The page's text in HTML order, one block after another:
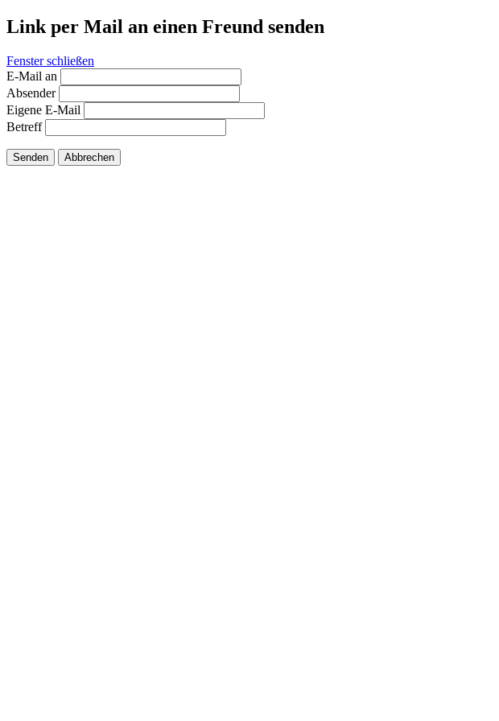
Link per Mail an einen Freund senden
Fenster schließen
E-Mail an
Absender
Eigene E-Mail
Betreff
Senden Abbrechen